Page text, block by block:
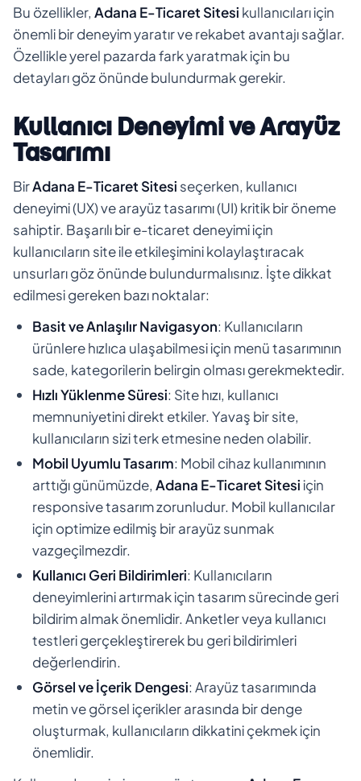
Bu özellikler, Adana E-Ticaret Sitesi kullanıcıları için
önemli bir deneyim yaratır ve rekabet avantajı sağlar.
Özellikle yerel pazarda fark yaratmak için bu
detayları göz önünde bulundurmak gerekir.
Kullanıcı Deneyimi ve Arayüz
Tasarımı
BirAdana E-Ticaret Sitesi seçerken, kullanıcı
deneyimi (UX) ve arayüz tasarımı (UI) kritik bir öneme
sahiptir. Başarılı bir e-ticaret deneyimi için
kullanıcıların site ile etkileşimini kolaylaştıracak
unsurları göz önünde bulundurmalısınız. İşte dikkat
edilmesi gereken bazı noktalar:
Basit ve Anlaşılır Navigasyon: Kullanıcıların
ürünlere hızlıca ulaşabilmesi için menü tasarımının
sade, kategorilerin belirgin olması gerekmektedir.
Hızlı Yüklenme Süresi: Site hızı, kullanıcı
memnuniyetini direkt etkiler. Yavaş bir site,
kullanıcıların sizi terk etmesine neden olabilir.
Mobil Uyumlu Tasarım: Mobil cihaz kullanımının
arttığı günümüzde, Adana E-Ticaret Sitesiiçin
responsive tasarım zorunludur. Mobil kullanıcılar
için optimize edilmiş bir arayüz sunmak
vazgeçilmezdir.
Kullanıcı Geri Bildirimleri: Kullanıcıların
deneyimlerini artırmak için tasarım sürecinde geri
bildirim almak önemlidir. Anketler veya kullanıcı
testleri gerçekleştirerek bu geri bildirimleri
değerlendirin.
Görsel ve İçerik Dengesi: Arayüz tasarımında
metin ve görsel içerikler arasında bir denge
oluşturmak, kullanıcıların dikkatini çekmek için
önemlidir.